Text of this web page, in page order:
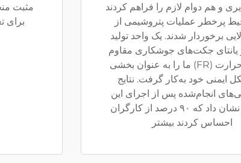
و هم دوام لازم را فراهم کردند
پرخطر عملیات پتروشیمی از
برخوردار شدند. یک واحد تولید
یانتای جکت‌های جوشکاری مقاوم
در برابر حرارت (FR) ما را به عنوان بخشی
ایمنی خود به‌کار گرفت. نتایج
انجام‌شده پس از اجرای این
محصول نشان داد که ۹۰ درصد از کارگران
احساس کردند بیشتر
مثبت
برای